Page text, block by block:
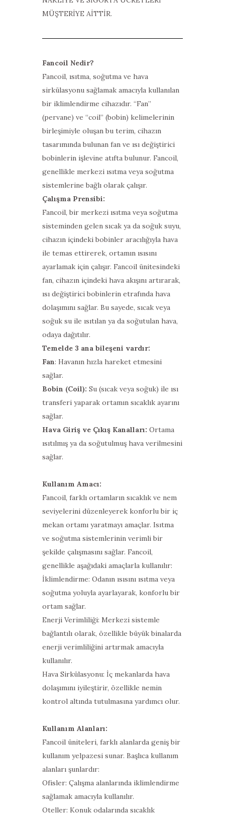
MÜŞTERİYE AİTTİR.
Fancoil Nedir?
Fancoil, ısıtma, soğutma ve hava
sirkülasyonu sağlamak amacıyla kullanılan
bir iklimlendirme cihazıdır. “Fan”
(pervane) ve “coil” (bobin) kelimelerinin
birleşimiyle oluşan bu terim, cihazın
tasarımında bulunan fan ve ısı değiştirici
bobinlerin işlevine atıfta bulunur. Fancoil,
genellikle merkezi ısıtma veya soğutma
sistemlerine bağlı olarak çalışır.
Çalışma Prensibi:
Fancoil, bir merkezi ısıtma veya soğutma
sisteminden gelen sıcak ya da soğuk suyu,
cihazın içindeki bobinler aracılığıyla hava
ile temas ettirerek, ortamın ısısını
ayarlamak için çalışır. Fancoil ünitesindeki
fan, cihazın içindeki hava akışını artırarak,
ısı değiştirici bobinlerin etrafında hava
dolaşımını sağlar. Bu sayede, sıcak veya
soğuk su ile ısıtılan ya da soğutulan hava,
odaya dağıtılır.
Temelde 3 ana bileşeni vardır:
Fan: Havanın hızla hareket etmesini
sağlar.
Bobin (Coil): Su (sıcak veya soğuk) ile ısı
transferi yaparak ortamın sıcaklık ayarını
sağlar.
Hava Giriş ve Çıkış Kanalları: Ortama
ısıtılmış ya da soğutulmuş hava verilmesini
sağlar.
Kullanım Amacı:
Fancoil, farklı ortamların sıcaklık ve nem
seviyelerini düzenleyerek konforlu bir iç
mekan ortamı yaratmayı amaçlar. Isıtma
ve soğutma sistemlerinin verimli bir
şekilde çalışmasını sağlar. Fancoil,
genellikle aşağıdaki amaçlarla kullanılır:
İklimlendirme: Odanın ısısını ısıtma veya
soğutma yoluyla ayarlayarak, konforlu bir
ortam sağlar.
Enerji Verimliliği: Merkezi sistemle
bağlantılı olarak, özellikle büyük binalarda
enerji verimliliğini artırmak amacıyla
kullanılır.
Hava Sirkülasyonu: İç mekanlarda hava
dolaşımını iyileştirir, özellikle nemin
kontrol altında tutulmasına yardımcı olur.
Kullanım Alanları:
Fancoil üniteleri, farklı alanlarda geniş bir
kullanım yelpazesi sunar. Başlıca kullanım
alanları şunlardır:
Ofisler: Çalışma alanlarında iklimlendirme
sağlamak amacıyla kullanılır.
Oteller: Konuk odalarında sıcaklık